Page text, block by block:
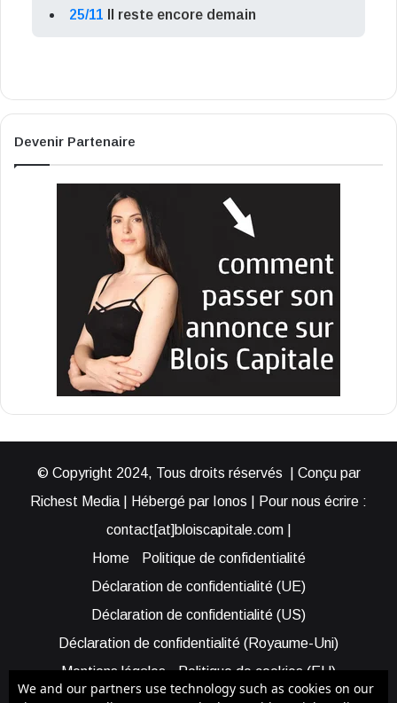
25/11 Il reste encore demain
Devenir Partenaire
© Copyright 2024, Tous droits réservés | Conçu par
Richest Media | Hébergé par Ionos | Pour nous écrire :
contact[at]bloiscapitale.com |
Home
Politique de confidentialité
Déclaration de confidentialité (UE)
Déclaration de confidentialité (US)
Déclaration de confidentialité (Royaume-Uni)
Mentions légales
Politique de cookies (EU)
Cookie Policy (AUS)
Cookie Policy (US)
We and our partners use technology such as cookies on our